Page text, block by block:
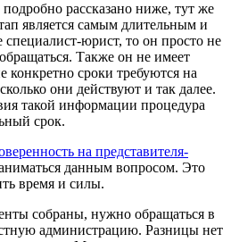
рассказано ниже, тут же
является самым длительным и
юрист, то он просто не
Также он не имеет
конкретно сроки требуются на
они действуют и так далее.
такой информации процедура
срок.
на представителя-
данным вопросом. Это
время и силы.
собраны, нужно обращаться в
администрацию. Разницы нет